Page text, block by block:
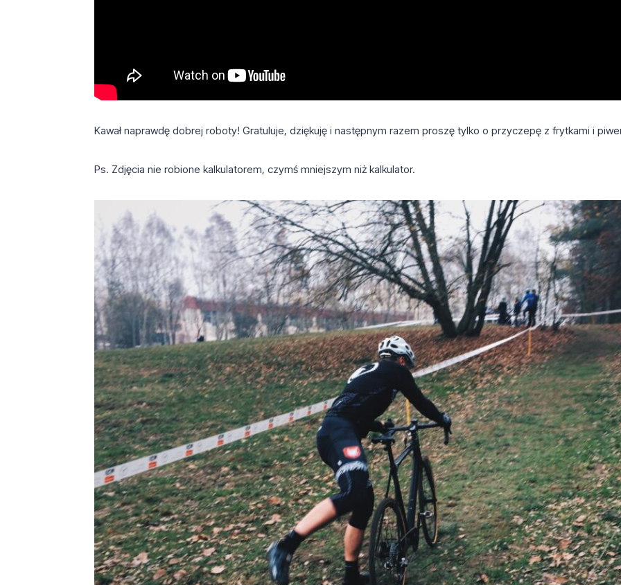
Kawał naprawdę dobrej roboty! Gratuluje, dziękuję i następnym razem proszę tylko o przyczepę z frytkami i
Ps. Zdjęcia nie robione kalkulatorem, czymś mniejszym niż kalkulator.